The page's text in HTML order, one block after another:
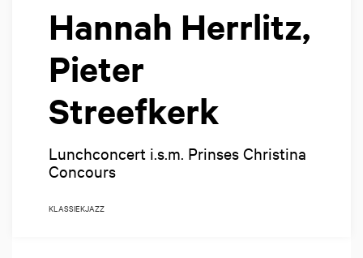
Hannah Herrlitz,
Pieter
Streefkerk
Lunchconcert i.s.m. Prinses Christina
Concours
KLASSIEKJAZZ